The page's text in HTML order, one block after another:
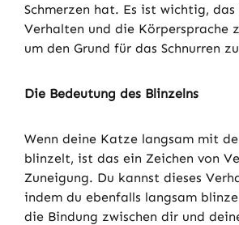
Schmerzen hat. Es ist wichtig,
Verhalten und die Körpersprache
um den Grund für das Schnurren
Die Bedeutung des Blinzelns
Wenn deine Katze langsam mit
blinzelt, ist das ein Zeichen von
Zuneigung. Du kannst dieses
indem du ebenfalls langsam
die Bindung zwischen dir und